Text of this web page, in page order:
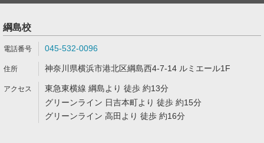
綱島校
045-532-0096
神奈川県横浜市港北区綱島西4-7-14 ルミエール1F
東急東横線 綱島より 徒歩 約13分
グリーンライン 日吉本町より 徒歩 約15分
グリーンライン 高田より 徒歩 約16分